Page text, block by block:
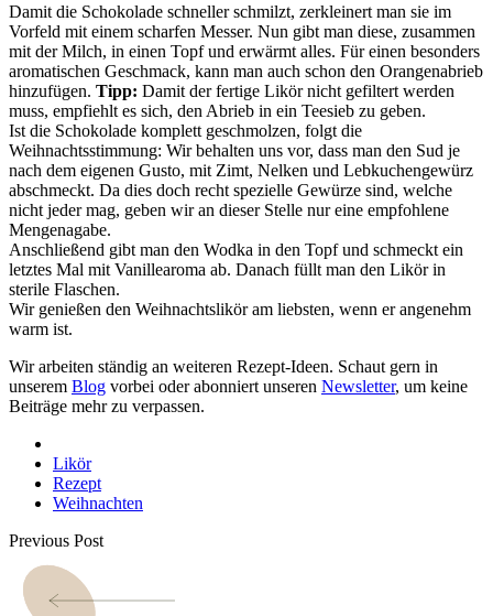
Damit die Schokolade schneller schmilzt, zerkleinert man sie im
Vorfeld mit einem scharfen Messer. Nun gibt man diese, zusammen
mit der Milch, in einen Topf und erwärmt alles. Für einen besonders
aromatischen Geschmack, kann man auch schon den Orangenabrieb
hinzufügen. Tipp: Damit der fertige Likör nicht gefiltert werden
muss, empfiehlt es sich, den Abrieb in ein Teesieb zu geben.
Ist die Schokolade komplett geschmolzen, folgt die
Weihnachtsstimmung: Wir behalten uns vor, dass man den Sud je
nach dem eigenen Gusto, mit Zimt, Nelken und Lebkuchengewürz
abschmeckt. Da dies doch recht spezielle Gewürze sind, welche
nicht jeder mag, geben wir an dieser Stelle nur eine empfohlene
Mengenagabe.
Anschließend gibt man den Wodka in den Topf und schmeckt ein
letztes Mal mit Vanillearoma ab. Danach füllt man den Likör in
sterile Flaschen.
Wir genießen den Weihnachtslikör am liebsten, wenn er angenehm
warm ist.
Wir arbeiten ständig an weiteren Rezept-Ideen. Schaut gern in
unserem Blog vorbei oder abonniert unseren Newsletter, um keine
Beiträge mehr zu verpassen.
Likör
Rezept
Weihnachten
Previous Post